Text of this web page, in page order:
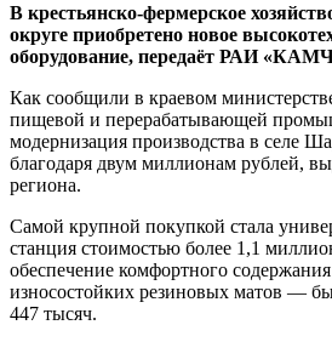
В крестьянско-фермерское
округе приобретено новое
оборудование, передаёт РАИ
Как сообщили в краевом министерстве
пищевой и перерабатывающей
модернизация производства в селе
благодаря двум миллионам рублей,
региона.
Самой крупной покупкой стала
станция стоимостью более 1,1
обеспечение комфортного
износостойких резиновых матов —
447 тысяч.